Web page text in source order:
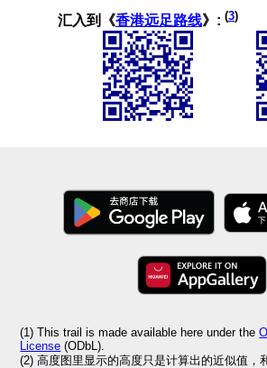
汇入到《香港远足路线》: (3)
(1) This trail is made available here under the
License (ODbL).
(2) 高度图里显示的高度只是计算出的近似值，